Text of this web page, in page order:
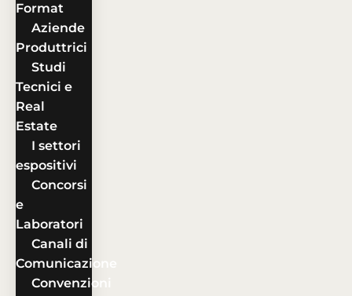
Format
Aziende
Produttrici
Studi
Tecnici e
Real
Estate
I settori
espositivi
Concorsi
e
Laboratori
Canali di
Comunicazione
Convenzioni